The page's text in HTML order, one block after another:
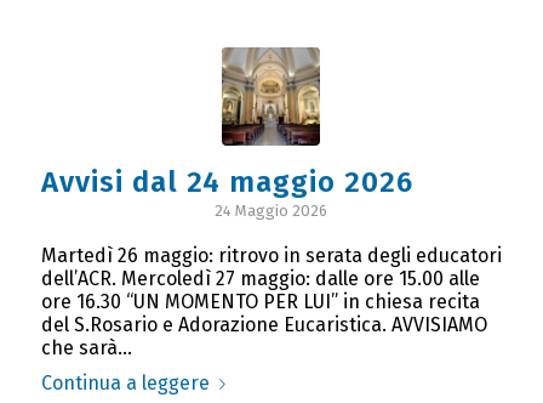
Avvisi dal 24 maggio 2026
24 Maggio 2026
Martedì 26 maggio: ritrovo in serata degli educatori
dell’ACR. Mercoledì 27 maggio: dalle ore 15.00 alle
ore 16.30 “UN MOMENTO PER LUI” in chiesa recita
del S.Rosario e Adorazione Eucaristica. AVVISIAMO
che sarà…
Continua a leggere